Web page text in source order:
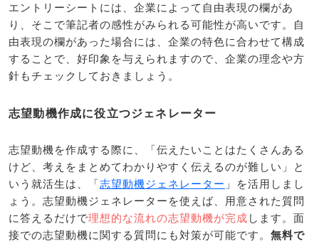
エントリーシートには、企業によって自由表現の欄があ
り、そこで筆記者の感性がみられる可能性が高いです。自
由表現の欄があった場合には、企業の特色に合わせて構成
することで、好印象を与えられますので、企業の理念や方
針もチェックしておきましょう。
志望動機作成に役立つジェネレーター
志望動機を作成する際に、「伝えたいことはたくさんある
けど、考えをまとめてわかりやすく伝えるのが難しい」と
いう就活生は、「志望動機ジェネレーター 」を活用しまし
ょう。志望動機ジェネレーターを使えば、用意された質問
に答えるだけで理想的な流れの志望動機が完成 します。面
接での志望動機に関する質問にも対策が可能です。 無料で